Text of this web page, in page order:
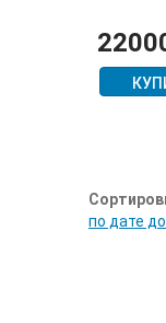
по дате